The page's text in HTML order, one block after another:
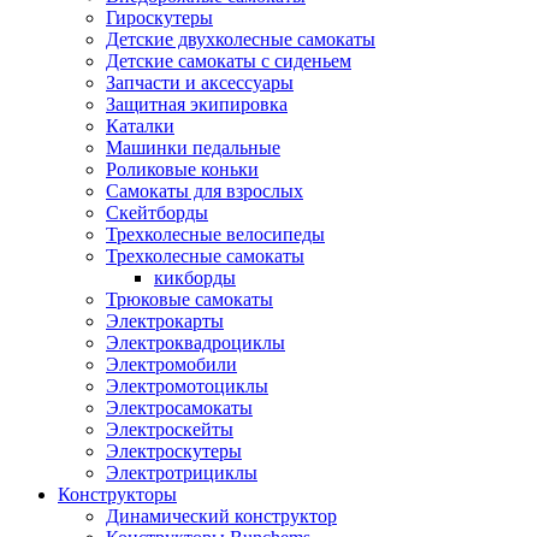
Гироскутеры
Детские двухколесные самокаты
Детские самокаты с сиденьем
Запчасти и аксессуары
Защитная экипировка
Каталки
Машинки педальные
Роликовые коньки
Самокаты для взрослых
Скейтборды
Трехколесные велосипеды
Трехколесные самокаты
кикборды
Трюковые самокаты
Электрокарты
Электроквадроциклы
Электромобили
Электромотоциклы
Электросамокаты
Электроскейты
Электроскутеры
Электротрициклы
Конструкторы
Динамический конструктор